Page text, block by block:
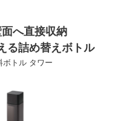
へ直接収納
る詰め替えボトル
ボトル タワー